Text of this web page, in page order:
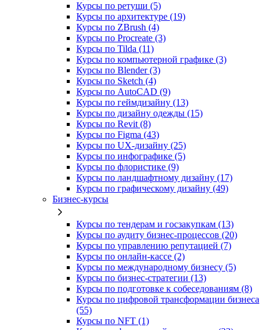
Курсы по ретуши (5)
Курсы по архитектуре (19)
Курсы по ZBrush (4)
Курсы по Procreate (3)
Курсы по Tilda (11)
Курсы по компьютерной графике (3)
Курсы по Blender (3)
Курсы по Sketch (4)
Курсы по AutoCAD (9)
Курсы по геймдизайну (13)
Курсы по дизайну одежды (15)
Курсы по Revit (8)
Курсы по Figma (43)
Курсы по UX‑дизайну (25)
Курсы по инфографике (5)
Курсы по флористике (9)
Курсы по ландшафтному дизайну (17)
Курсы по графическому дизайну (49)
Бизнес-курсы
Курсы по тендерам и госзакупкам (13)
Курсы по аудиту бизнес-процессов (20)
Курсы по управлению репутацией (7)
Курсы по онлайн-кассе (2)
Курсы по международному бизнесу (5)
Курсы по бизнес-стратегии (13)
Курсы по подготовке к собеседованиям (8)
Курсы по цифровой трансформации бизнеса
(55)
Курсы по NFT (1)